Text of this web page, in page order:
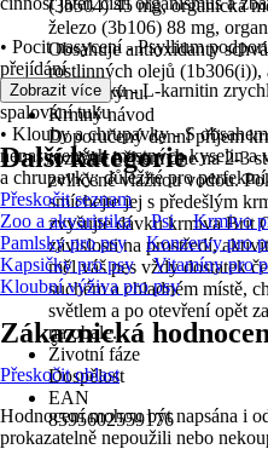
(3b504) 45 mg, organická
železo (3b106) 88 mg,
Obsahuje antioxidanty
rostlinných olejů (1b306(i)),
z rozmarýnu.
Krmný návod
Doporučený denní příjem
rozdělte během dne na 2-3
zvlhčené vlažnou vodou.
smíchejte jej s předešlým
zvyšujte dávku krmiva Brit
závislosti na prostředí,
měl váš pes vždy dostatek
suchém a chladném místě,
světlem a po otevření opět
na obale.
Životní fáze
Dospělost
EAN
8595602559176
• Pocit nasycení - Psyllium
přejídání
• Spalování tuku - L-karnitin
spalování tuku
• Klouby a chrupavky - S
nenasycených mastných kyselin
a chrupavky; důležité pro
Zobrazit více
Další kategorie
Přeskočit seznam
Zoo a akvaristika
Psi Krmivo
Pamlsky pro psy
Konzervy pro
Kapsičky pro psy
Vitamíny pro
Kloubní výživa pro psy
Zákaznická
Přeskočit oblast
Hodnocení mohou být napsána i
prokazatelně nepoužili nebo